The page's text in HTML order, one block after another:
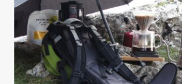
DEL
ALPINISMO
MUNDIAL